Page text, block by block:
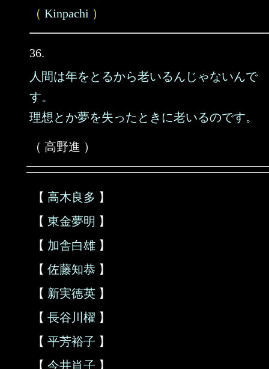
（ Kinpachi ）
36.
人間は年をとるから老いるんじゃないんで
す。
理想とか夢を失ったときに老いるのです。
（ 高野進 ）
【 高木良多 】
【 東金夢明 】
【 加舎白雄 】
【 佐藤知恭 】
【 新実徳英 】
【 長谷川櫂 】
【 平芳裕子 】
【 今井肖子 】